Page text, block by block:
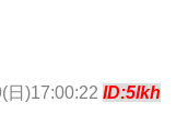
日)17:00:22 ID:5lkh